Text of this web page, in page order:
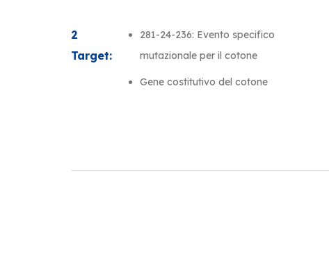
2
Target:
281-24-236: Evento specifico
mutazionale per il cotone
Gene costitutivo del cotone